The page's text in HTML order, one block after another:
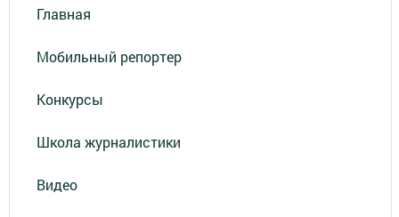
Главная
Мобильный репортер
Конкурсы
Школа журналистики
Видео